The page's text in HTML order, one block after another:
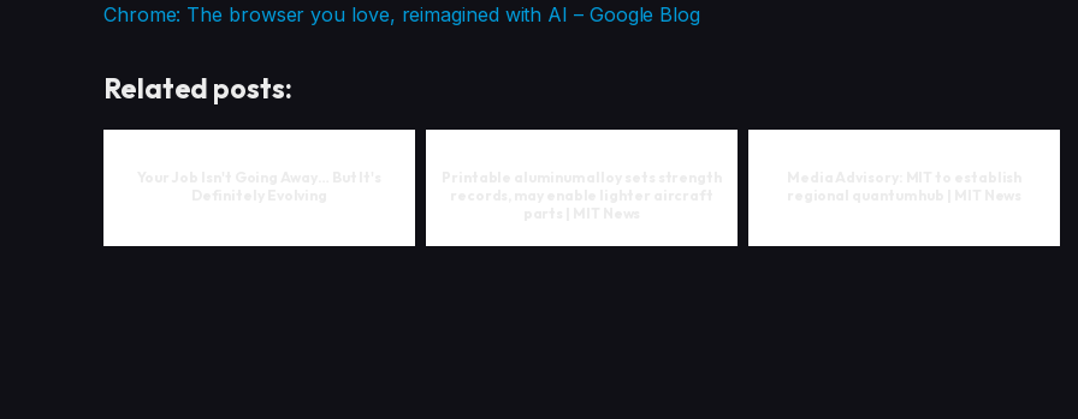
Chrome: The browser you love, reimagined with AI – Google Blog
Related posts: